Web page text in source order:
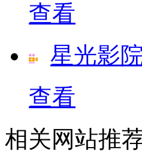
查看
星光影
查看
相关网站推